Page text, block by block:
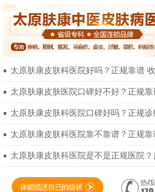
太原肤康皮肤科医院好吗？正规靠谱
太原肤康皮肤医院口碑好不好？正规
太原肤康皮肤科医院口碑好吗？正规
太原肤康皮肤科医院靠不靠谱？正规
太原肤康皮肤科医院是不是正规医院